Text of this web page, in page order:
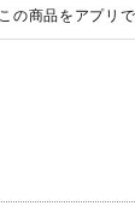
この商品をアプリ